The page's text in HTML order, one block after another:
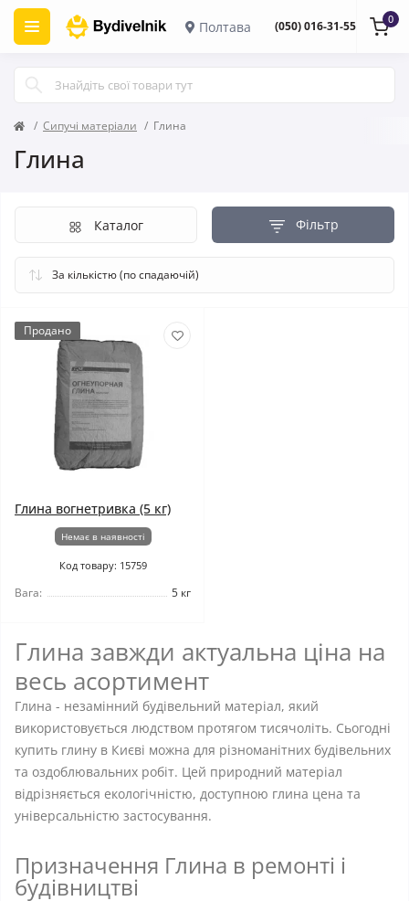
Полтава (050) 016-31-55 0
Сипучі матеріали Глина
Глина
Фільтр
Каталог
Продано
Глина вогнетривка (5 кг)
Немає в наявності
Код товару: 15759
Вага: 5 кг
Глина завжди актуальна ціна на
весь асортимент
Глина - незамінний будівельний матеріал, який
використовується людством протягом тисячоліть. Сьогодні
купить глину в Києві можна для різноманітних будівельних
та оздоблювальних робіт. Цей природний матеріал
відрізняється екологічністю, доступною глина цена та
універсальністю застосування.
Призначення Глина в ремонті і
будівництві